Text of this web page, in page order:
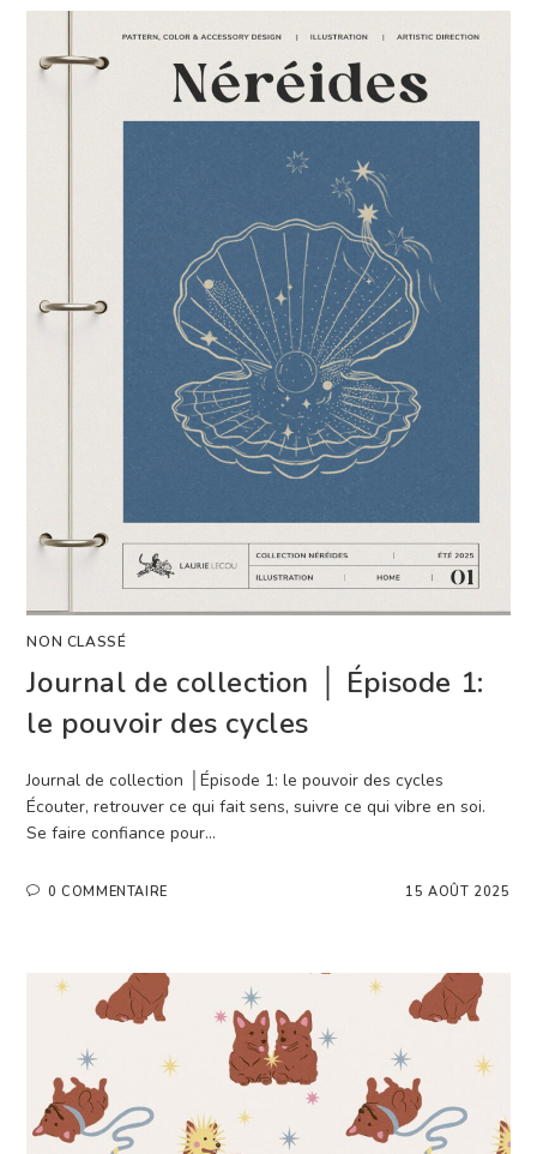
NON CLASSÉ
Journal de collection │ Épisode 1:
le pouvoir des cycles
Journal de collection │Épisode 1: le pouvoir des cycles
Écouter, retrouver ce qui fait sens, suivre ce qui vibre en soi.
Se faire confiance pour…
0 COMMENTAIRE 15 AOÛT 2025